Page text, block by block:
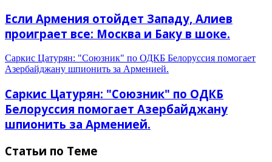
Если Армения отойдет Западу, Алиев
проиграет все: Москва и Баку в шоке.
Саркис Цатурян: "Союзник" по ОДКБ Белоруссия помогает
Азербайджану шпионить за Арменией.
Саркис Цатурян: "Союзник" по ОДКБ
Белоруссия помогает Азербайджану
шпионить за Арменией.
Статьи по Теме